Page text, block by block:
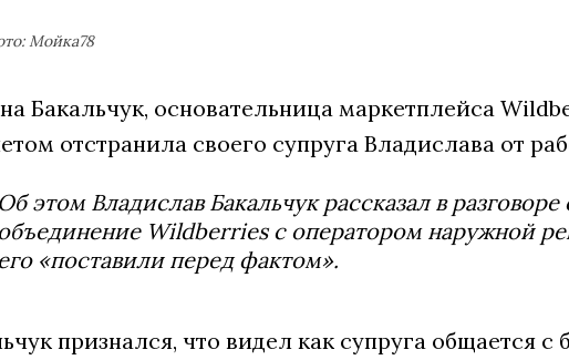
Мойка78
Бакальчук, основательница маркетплейса
отстранила своего супруга Владислава от
Об этом Владислав Бакальчук рассказал в
Wildberries с оператором наружной
его «поставили перед фактом».
признался, что видел как супруга общается